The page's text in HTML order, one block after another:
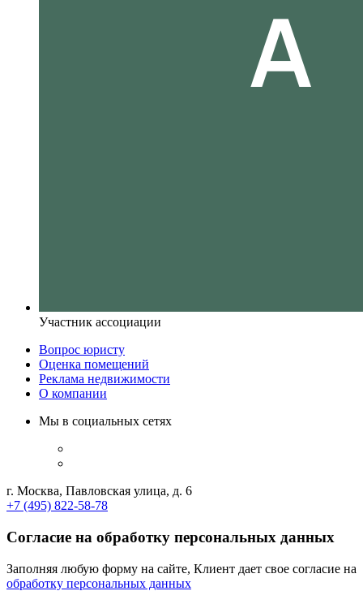
Участник ассоциации
Вопрос юристу
Оценка помещений
Реклама недвижимости
О компании
Мы в социальных сетях
г. Москва, Павловская улица, д. 6
+7 (495) 822-58-78
Согласие на обработку персональных данных
Заполняя любую форму на сайте, Клиент дает свое согласие на
обработку персональных данных